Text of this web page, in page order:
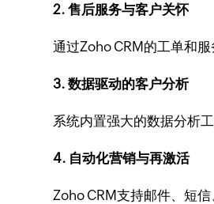
2. 售后服务与客户关怀
通过Zoho CRM的工单和
3. 数据驱动的客户分析
系统内置强大的数据分析
4. 自动化营销与再激活
Zoho CRM支持邮件、短